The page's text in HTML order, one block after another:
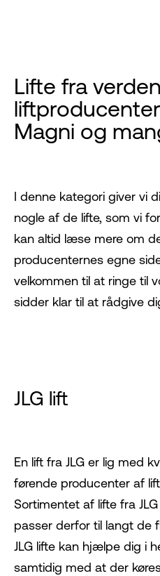
Lifte fra
Magni og
I denne kategori giver vi
nogle af de lifte, som vi
kan altid læse mere om
producenternes egne
velkommen til at ringe til
sidder klar til at rådgive
JLG lift
En lift fra JLG er lig med
førende producenter af
Sortimentet af lifte fra
passer derfor til langt de
JLG lifte kan hjælpe dig i
samtidig med at der